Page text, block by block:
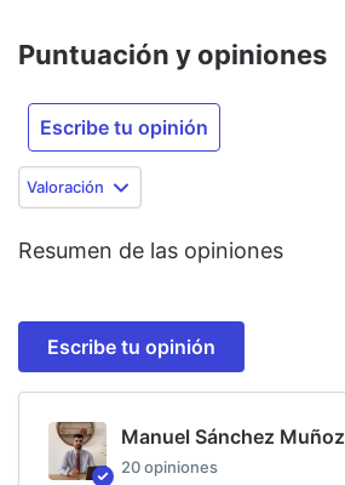
Puntuación y opiniones
Escribe tu opinión
Valoración
Resumen de las opiniones
Escribe tu opinión
Manuel Sánchez Muñoz
20opiniones